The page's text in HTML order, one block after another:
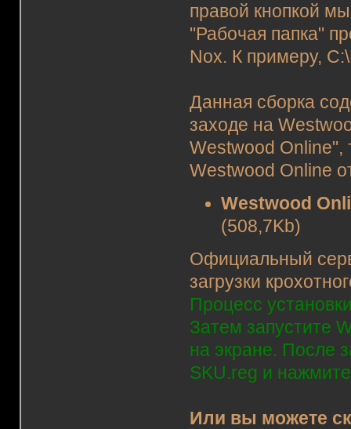
правой кнопкой
"Рабочая папка"
Nox. К примеру,
Данная сборка
заходе на
Westwood Online",
Westwood Online
Westwood
(508,7Kb)
Официальный
загрузки
Процесс
Затем запустите
на экране. После
SKU.reg и
Или вы можете